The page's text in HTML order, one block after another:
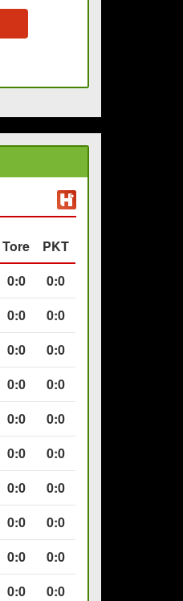
Tore
PKT
0:0
0:0
0:0
0:0
0:0
0:0
0:0
0:0
0:0
0:0
0:0
0:0
0:0
0:0
0:0
0:0
0:0
0:0
0:0
0:0